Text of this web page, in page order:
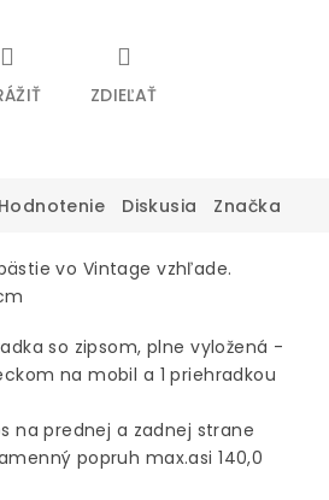
ZDIEĽAŤ
Hodnotenie Diskusia Značka
vo Vintage vzhľade.
so zipsom, plne vyložená -
na mobil a 1 priehradkou
na prednej a zadnej strane
popruh max.asi 140,0